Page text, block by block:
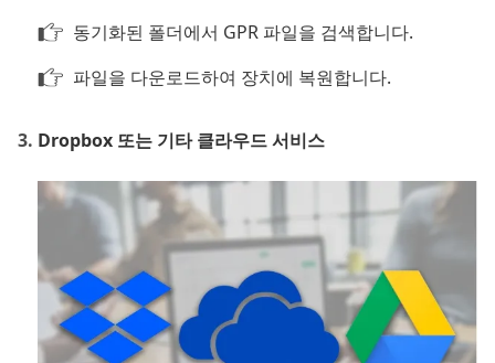
동기화된 폴더에서 GPR 파일을 검색합니다.
파일을 다운로드하여 장치에 복원합니다.
Dropbox 또는 기타 클라우드 서비스